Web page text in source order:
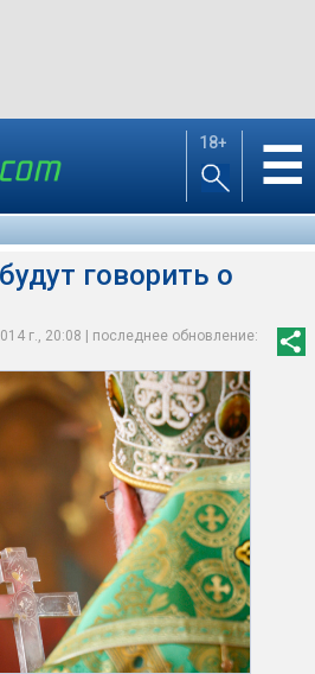
18+ ☰
говорить о
г., 20:08 | последнее обновление: